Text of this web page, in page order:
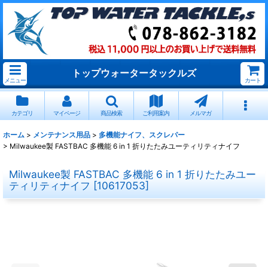
メニュー
トップウォータータックルズ
カート
カテゴリ マイページ 商品検索 ご利用案内 メルマガ
ホーム > メンテナンス用品 > 多機能ナイフ、スクレパー
> Milwaukee製 FASTBAC 多機能 6 in 1 折りたたみユーティリティナイフ
Milwaukee製 FASTBAC 多機能 6 in 1 折りたたみユー
ティリティナイフ [10617053]